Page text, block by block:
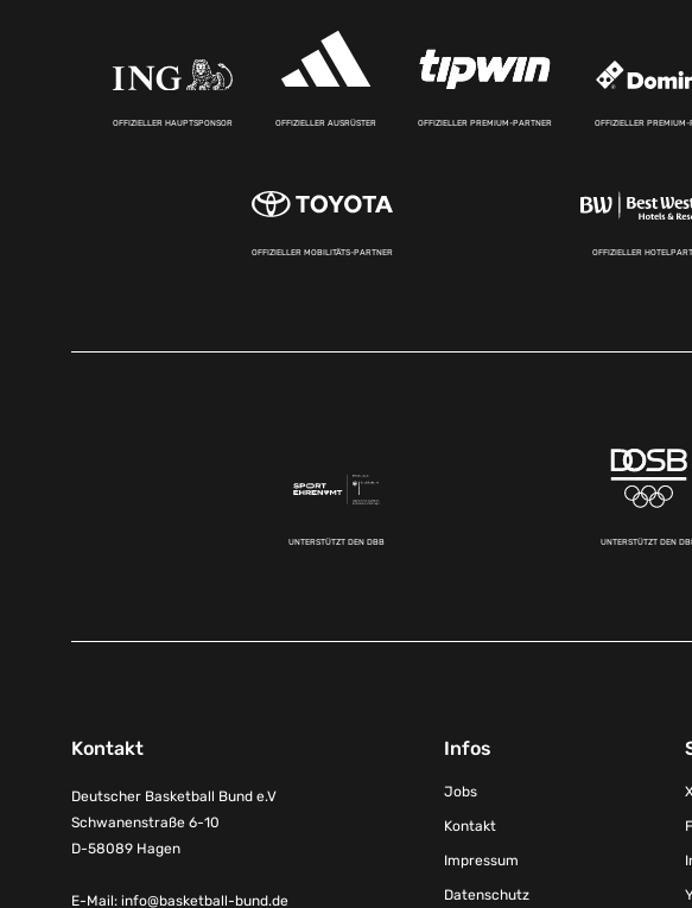
OFFIZIELLER HAUPTSPONSOR OFFIZIELLER AUSRÜSTER OFFIZIELLER PREMIUM-PARTNER OFFIZIELLER PREMIUM-
OFFIZIELLER MOBILITÄTS-PARTNER OFFIZIELLER
UNTERSTÜTZT DEN DBB UNTERSTÜTZT DEN
Kontakt
Deutscher Basketball Bund e.V
Schwanenstraße 6-10
D-58089 Hagen
E-Mail: info@basketball-bund.de
Infos
Jobs
Kontakt
Impressum
Datenschutz